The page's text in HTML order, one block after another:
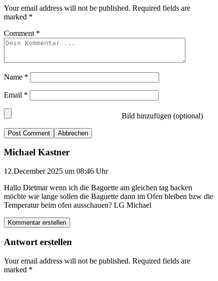
Your email address will not be published. Required fields are
marked *
Comment *
Name *
Email *
Bild hinzufügen (optional)
Abbrechen
Michael Kastner
12.December 2025 um 08:46 Uhr
Hallo Dietmar wenn ich die Baguette am gleichen tag backen
möchte wie lange sollen die Baguette dann im Ofen bleiben bzw die
Temperatur beim ofen ausschauen? LG Michael
Kommentar erstellen
Antwort erstellen
Your email address will not be published. Required fields are
marked *